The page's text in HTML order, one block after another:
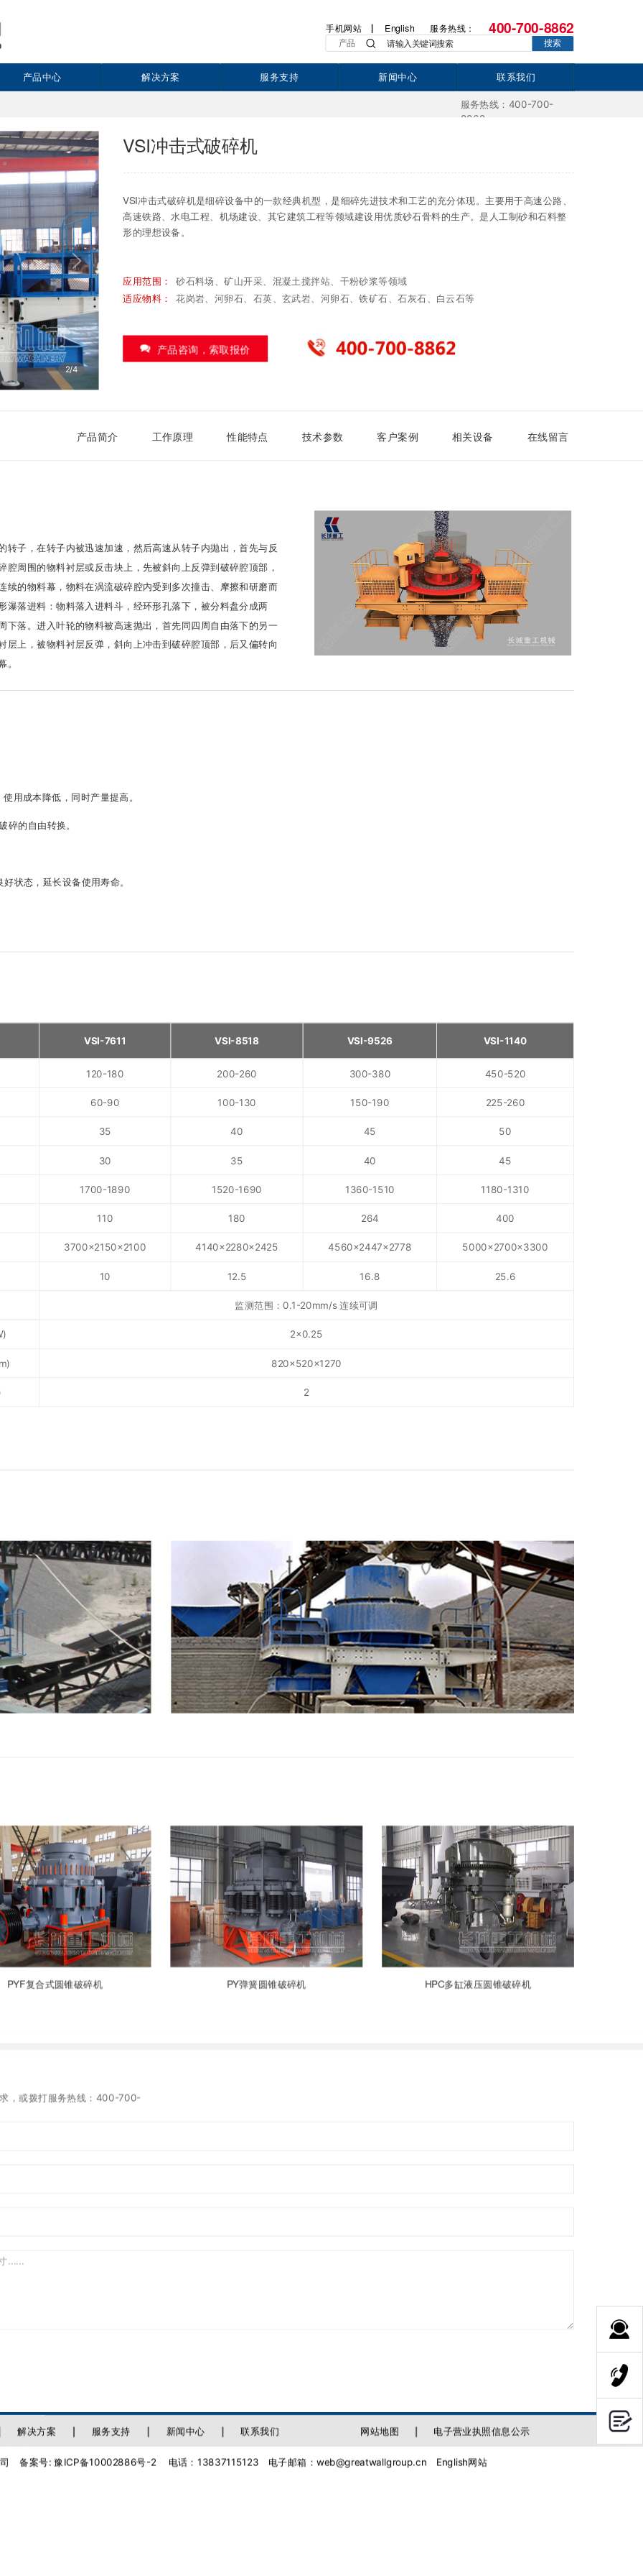
产品 搜索
手机网站 服务热线：
English 400-700-8862
产品中心 解决方案 服务支持 新闻中心 联系我们
服务热线：400-700-
8862
VSI冲击式破碎机
VSI冲击式破碎机是细碎设备中的一款经典机型，是细碎先进技术和工艺的充分体现。主要用于高速公路、
高速铁路、水电工程、机场建设、其它建筑工程等领域建设用优质砂石骨料的生产。是人工制砂和石料整
形的理想设备。
砂石料场、矿山开采、混凝土搅拌站、干粉砂浆等领域
花岗岩、河卵石、石英、玄武岩、河卵石、铁矿石、石灰石、白云石等
应用范围：
适应物料：
产品咨询，索取报价
3/4
工作原理
产品简介 性能特点 技术参数 客户案例 相关设备 在线留言
子，在转子内被迅速加速，然后高速从转子内抛出，首先与反
周围的物料衬层或反击块上，先被斜向上反弹到破碎腔顶部，
的物料幕，物料在涡流破碎腔内受到多次撞击、摩擦和研磨而
落进料：物料落入进料斗，经环形孔落下，被分料盘分成两
落。进入叶轮的物料被高速抛出，首先同四周自由落下的另一
上，被物料衬层反弹，斜向上冲击到破碎腔顶部，后又偏转向
。
用成本降低，同时产量提高。
碎的自由转换。
状态，延长设备使用寿命。
VSI-7611 VSI-8518 VSI-9526 VSI-1140
120-180 200-260 300-380 450-520
60-90 100-130 150-190 225-260
35 40 45 50
30 35 40 45
1700-1890 1520-1690 1360-1510 1180-1310
110 180 264 400
3700×2150×2100 4140×2280×2425 4560×2447×2778 5000×2700×3300
10 12.5 16.8 25.6
监测范围：0.1-20mm/s 连续可调
2×0.25
820×520×1270
2
PYF复合式圆锥破碎机 PY弹簧圆锥破碎机 HPC多缸液压圆锥破碎机
，或拨打服务热线：400-700-
司 备案号:豫ICP备10002886号-2 电话：13837115123 电子邮箱：web@greatwallgroup.cn English网站
解决方案 服务支持 新闻中心 联系我们 网站地图 电子营业执照信息公示